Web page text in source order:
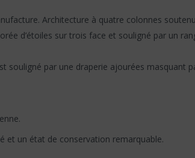
Architecture à quatre colonnes
d’étoiles sur trois face et souligné par un
souligné par une draperie ajourées masquant
et un état de conservation remarquable.